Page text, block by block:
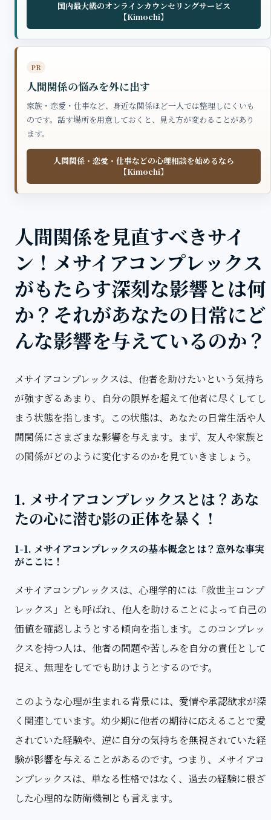
国内最大級のオンラインカウンセリングサービス
【Kimochi】
PR
人間関係の悩みを外に出す
家族・恋愛・仕事など、身近な関係ほど一人では整理しにくいも
のです。話す場所を用意しておくと、見え方が変わることがあり
ます。
人間関係・恋愛・仕事などの心理相談を始めるなら
【Kimochi】
人間関係を見直すべきサイ
ン！メサイアコンプレックス
がもたらす深刻な影響とは何
か？それがあなたの日常にど
んな影響を与えているのか？
メサイアコンプレックスは、他者を助けたいという気持ち
が強すぎるあまり、自分の限界を超えて他者に尽くしてし
まう状態を指します。この状態は、あなたの日常生活や人
間関係にさまざまな影響を与えます。まず、友人や家族と
の関係がどのように変化するのかを見ていきましょう。
1. メサイアコンプレックスとは？あな
たの心に潜む影の正体を暴く！
1-1. メサイアコンプレックスの基本概念とは？意外な事実
がここに！
メサイアコンプレックスは、心理学的には「救世主コンプ
レックス」とも呼ばれ、他人を助けることによって自己の
価値を確認しようとする傾向を指します。このコンプレッ
クスを持つ人は、他者の問題や苦しみを自分の責任として
捉え、無理をしてでも助けようとするのです。
このような心理が生まれる背景には、愛情や承認欲求が深
く関連しています。幼少期に他者の期待に応えることで愛
されていた経験や、逆に自分の気持ちを無視されていた経
験が影響を与えることがあるのです。つまり、メサイアコ
ンプレックスは、単なる性格ではなく、過去の経験に根ざ
した心理的な防衛機制とも言えます。